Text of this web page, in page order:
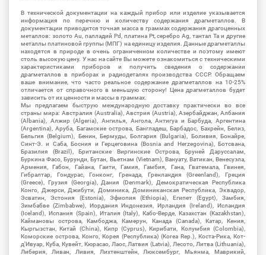
В технической документации на каждый прибор или изделие указывается
информация по перечню и количеству содержания драгметаллов. В
документации приводится точная масса в граммах содержания драгоценных
металлов: золото Au, палладий Pd, платина Pt, серебро Ag, тантал Ta и другие
металлы платиновой группы (МПГ) на единицу изделия. Данные драгметаллы
находятся в природе в очень ограниченном количестве и поэтому имеют
столь высокую цену. У нас на сайте Вы можете ознакомиться с техническими
характеристиками приборов и получить сведения о содержании
драгметаллов в приборах и радиодеталях производства СССР. Обращаем
ваше внимание, что часто реальное содержание драгметаллов на 10-25%
отличается от справочного в меньшую сторону! Цена драгметаллов будет
зависить от их ценности и массы в граммах.
Мы предлагаем быструю международную доставку практически во все
страны мира: Австралия (Australia), Австрия (Austria), Азербайджан, Албания
(Albania), Алжир (Algeria), Ангилья, Ангола, Антигуа и Барбуда, Аргентина
(Argentina), Аруба, Багамские острова, Бангладеш, Барбадос, Бахрейн, Белиз,
Бельгия (Belgium), Бенин, Бермуды, Болгария (Bulgaria), Боливия, Бонайре,
Синт-Э. и Саба, Босния и Герцеговина (Bosnia and Herzegovina), Ботсвана,
Бразилия (Brazil), Британские Виргинские Острова, Бруней Даруссалам,
Буркина Фасо, Бурунди, Бутан, Вьетнам (Vietnam), Вануату, Ватикан, Венесуэла,
Армения, Габон, Гайана, Гаити, Гамия, Гамбия, Гана, Гватемала, Гвинея,
Гибралтар, Гондурас, Гонконг, Гренада, Гренландия (Greenland), Греция
(Greece), Грузия (Georgia), Дания (Denmark), Демократическая Республика
Конго, Джерси, Джибути, Доминика, Доминиканская Республика, Эквадор,
Эсватин, Эстония (Estonia), Эфиопия (Ethiopia), Египет (Egypt), Замбия,
Зимбабве (Zimbabwe), Иордания Индонезия, Ирландия (Ireland), Исландия
(Iceland), Испания (Spain), Италия (Italy), Кабо-Верде, Казахстан (Kazakhstan),
Каймановы острова, Камбоджа, Камерун, Канада (Canada), Катар, Кения,
Кыргызстан, Китай (China), Кипр (Cyprus), Кирибати, Колумбия (Colombia),
Коморские острова, Конго, Корея (Республика) (Korea Rep.), Коста-Рика, Кот-
д'Ивуар, Куба, Кувейт, Кюрасао, Лаос, Латвия (Latvia), Лесото, Литва (Lithuania),
Либерия, Ливан, Ливия, Лихтенштейн, Люксембург, Мьянма, Маврикий,